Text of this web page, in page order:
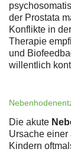
der Prostata
Konflikte in
Therapie
und
willentlich
Die akute
Ursache
Kindern